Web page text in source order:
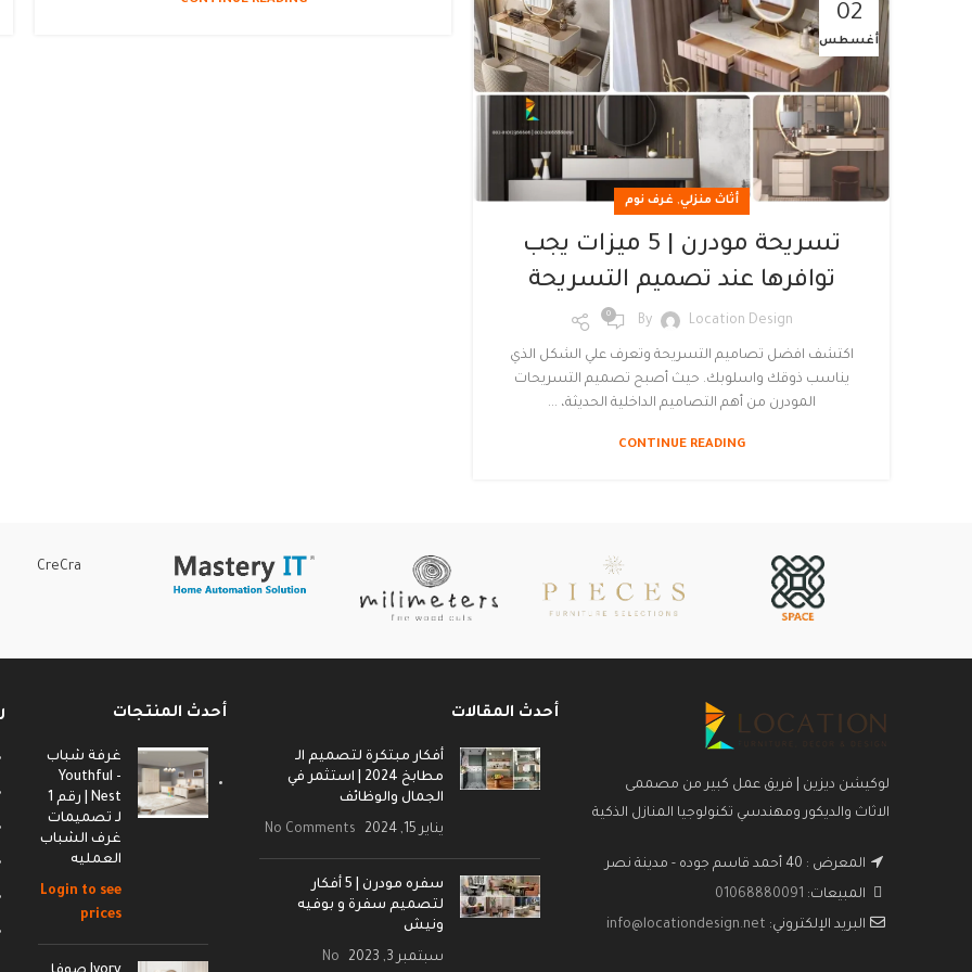
02
أغسطس
أثاث منزلي, غرف نوم
تسريحة مودرن | 5 ميزات يجب
توافرها عند تصميم التسريحة
By Location Design
0
اكتشف افضل تصاميم التسريحة وتعرف علي الشكل الذي
يناسب ذوقك واسلوبك. حيث أصبح تصميم التسريحات
المودرن من أهم التصاميم الداخلية الحديثة، ...
CONTINUE READING
CreCra
لوكيشن ديزين | فريق عمل كبير من مصممى
الاثاث والديكور ومهندسي تكنولوجيا المنازل الذكية
المعرض : 40 أحمد قاسم جوده - مدينة نصر
المبيعات: 01068880091
البريد الإلكتروني: info@locationdesign.net
أحدث المقالات
أفكار مبتكرة لتصميم الـ
مطابخ 2024 | استثمر في
الجمال والوظائف
يناير 15, 2024 No Comments
سفره مودرن | 5 أفكار
لتصميم سفرة و بوفيه
ونيش
سبتمبر 3, 2023 No
أحدث المنتجات
غرفة شباب
- Youthful
Nest | رقم 1
لـ تصميمات
غرف الشباب
العمليه
Login to see
prices